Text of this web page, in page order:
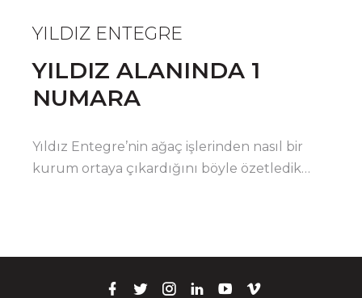
YILDIZ ENTEGRE
YILDIZ ALANINDA 1
NUMARA
Yıldız Entegre’nin ağaç işlerinden nasıl bir
kurum ortaya çıkardığını böyle özetledik…